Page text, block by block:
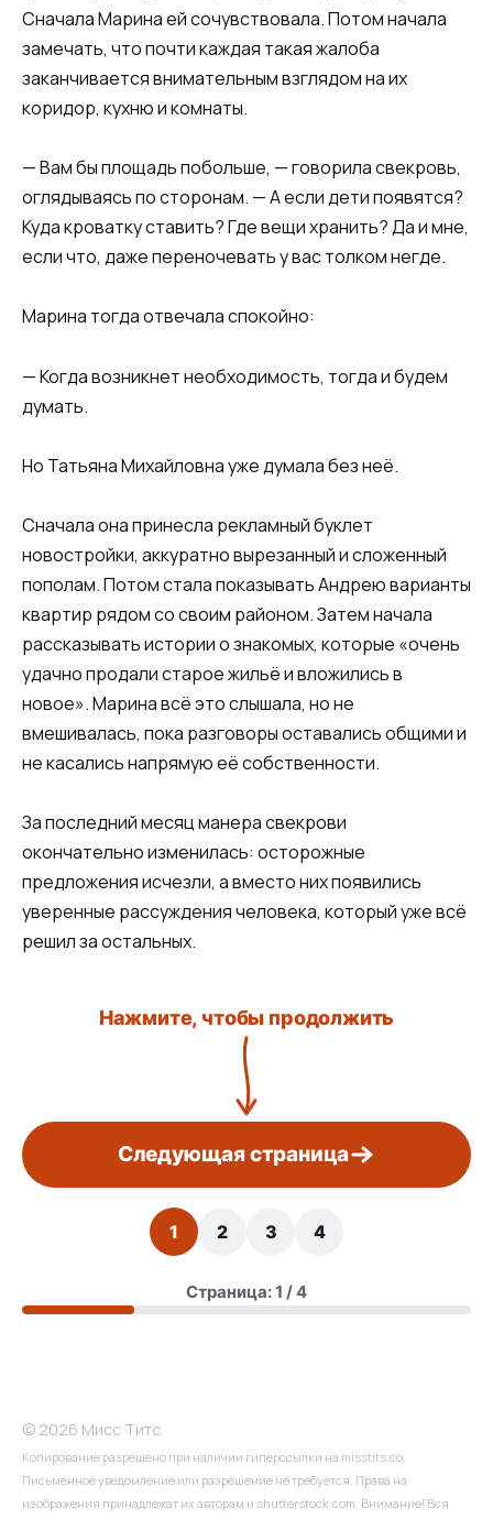
Сначала Марина ей сочувствовала. Потом начала
замечать, что почти каждая такая жалоба
заканчивается внимательным взглядом на их
коридор, кухню и комнаты.
— Вам бы площадь побольше, — говорила свекровь,
оглядываясь по сторонам. — А если дети появятся?
Куда кроватку ставить? Где вещи хранить? Да и мне,
если что, даже переночевать у вас толком негде.
Марина тогда отвечала спокойно:
— Когда возникнет необходимость, тогда и будем
думать.
Но Татьяна Михайловна уже думала без неё.
Сначала она принесла рекламный буклет
новостройки, аккуратно вырезанный и сложенный
пополам. Потом стала показывать Андрею варианты
квартир рядом со своим районом. Затем начала
рассказывать истории о знакомых, которые «очень
удачно продали старое жильё и вложились в
новое». Марина всё это слышала, но не
вмешивалась, пока разговоры оставались общими и
не касались напрямую её собственности.
За последний месяц манера свекрови
окончательно изменилась: осторожные
предложения исчезли, а вместо них появились
уверенные рассуждения человека, который уже всё
решил за остальных.
Нажмите, чтобы продолжить
Следующая страница
1 2 3 4
Страница: 1 / 4
© 2026 Мисс Титс.
Копирование разрешено при наличии гиперссылки на misstits.co.
Письменное уведомление или разрешение не требуется. Права на
изображения принадлежат их авторам и shutterstock.com. Внимание! Вся